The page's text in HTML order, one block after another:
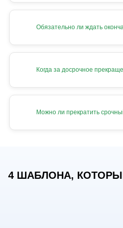
Обязательно ли ждать
Когда за досрочное
Можно ли прекратить
4 ШАБЛОНА,